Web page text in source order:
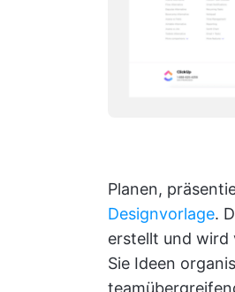
Planen,
Designvorlage.
erstellt und wird
Sie Ideen